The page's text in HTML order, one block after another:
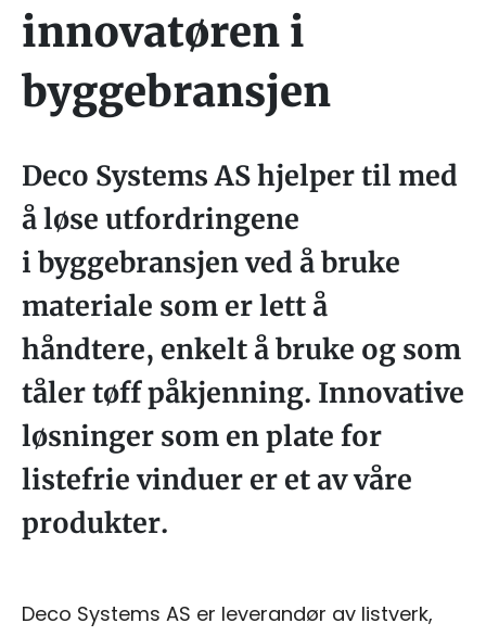
innovatøren i
byggebransjen
Deco Systems AS hjelper til med
å løse utfordringene
i byggebransjen ved å bruke
materiale som er lett å
håndtere, enkelt å bruke og som
tåler tøff påkjenning. Innovative
løsninger som en plate for
listefrie vinduer er et av våre
produkter.
Deco Systems AS er leverandør av listverk,